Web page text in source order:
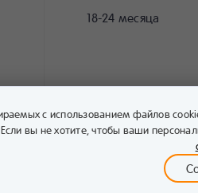
18-24 месяца
с использованием файлов
вы не хотите, чтобы ваши